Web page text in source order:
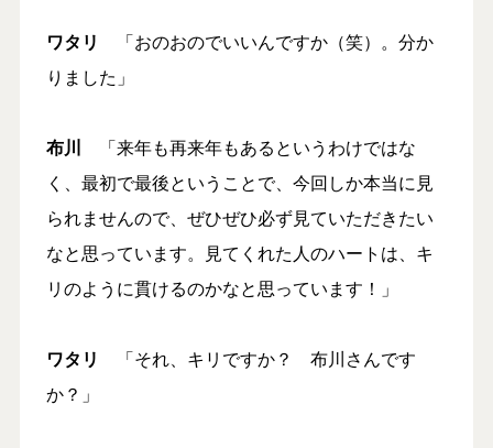
ワタリ
「おのおのでいいんですか（笑）。分か
りました」
布川 「来年も再来年もあるというわけではな
く、最初で最後ということで、今回しか本当に見
られませんので、ぜひぜひ必ず見ていただきたい
なと思っています。見てくれた人のハートは、キ
リのように貫けるのかなと思っています！」
ワタリ
「それ、キリですか？ 布川さんです
か？」